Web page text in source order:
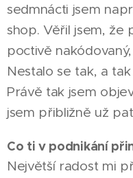
sedmnácti jsem
shop. Věřil jsem, že
poctivě
Nestalo se tak, a
Právě tak jsem
jsem přibližně už
Co ti v podnikání
Největší radost mi